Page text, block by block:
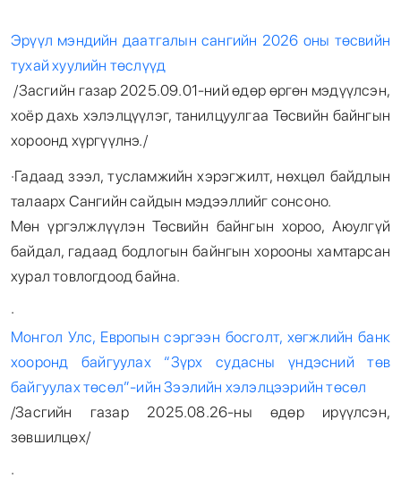
Эрүүл мэндийн даатгалын сангийн 2026 оны төсвийн
тухай хуулийн төслүүд
/Засгийн газар 2025.09.01-ний өдөр өргөн мэдүүлсэн,
хоёр дахь хэлэлцүүлэг, танилцуулгаа Төсвийн байнгын
хороонд хүргүүлнэ./
·Гадаад зээл, тусламжийн хэрэгжилт, нөхцөл байдлын
талаарх Сангийн сайдын мэдээллийг сонсоно.
Мөн үргэлжлүүлэн Төсвийн байнгын хороо, Аюулгүй
байдал, гадаад бодлогын байнгын хорооны хамтарсан
хурал товлогдоод байна.
·
Монгол Улс, Европын сэргээн босголт, хөгжлийн банк
хооронд байгуулах “Зүрх судасны үндэсний төв
байгуулах төсөл”-ийн Зээлийн хэлэлцээрийн төсөл
/Засгийн газар 2025.08.26-ны өдөр ирүүлсэн,
зөвшилцөх/
·